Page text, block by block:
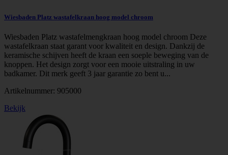
Wiesbaden Platz wastafelkraan hoog model chroom
Wiesbaden Platz wastafelmengkraan hoog model chroom Deze
wastafelkraan staat garant voor kwaliteit en design. Dankzij de
keramische schijven heeft de kraan een soeple beweging van de
knoppen. Het design zorgt voor een mooie uitstraling in uw
badkamer. Dit merk geeft 3 jaar garantie zo bent u...
Artikelnummer: 905000
Bekijk